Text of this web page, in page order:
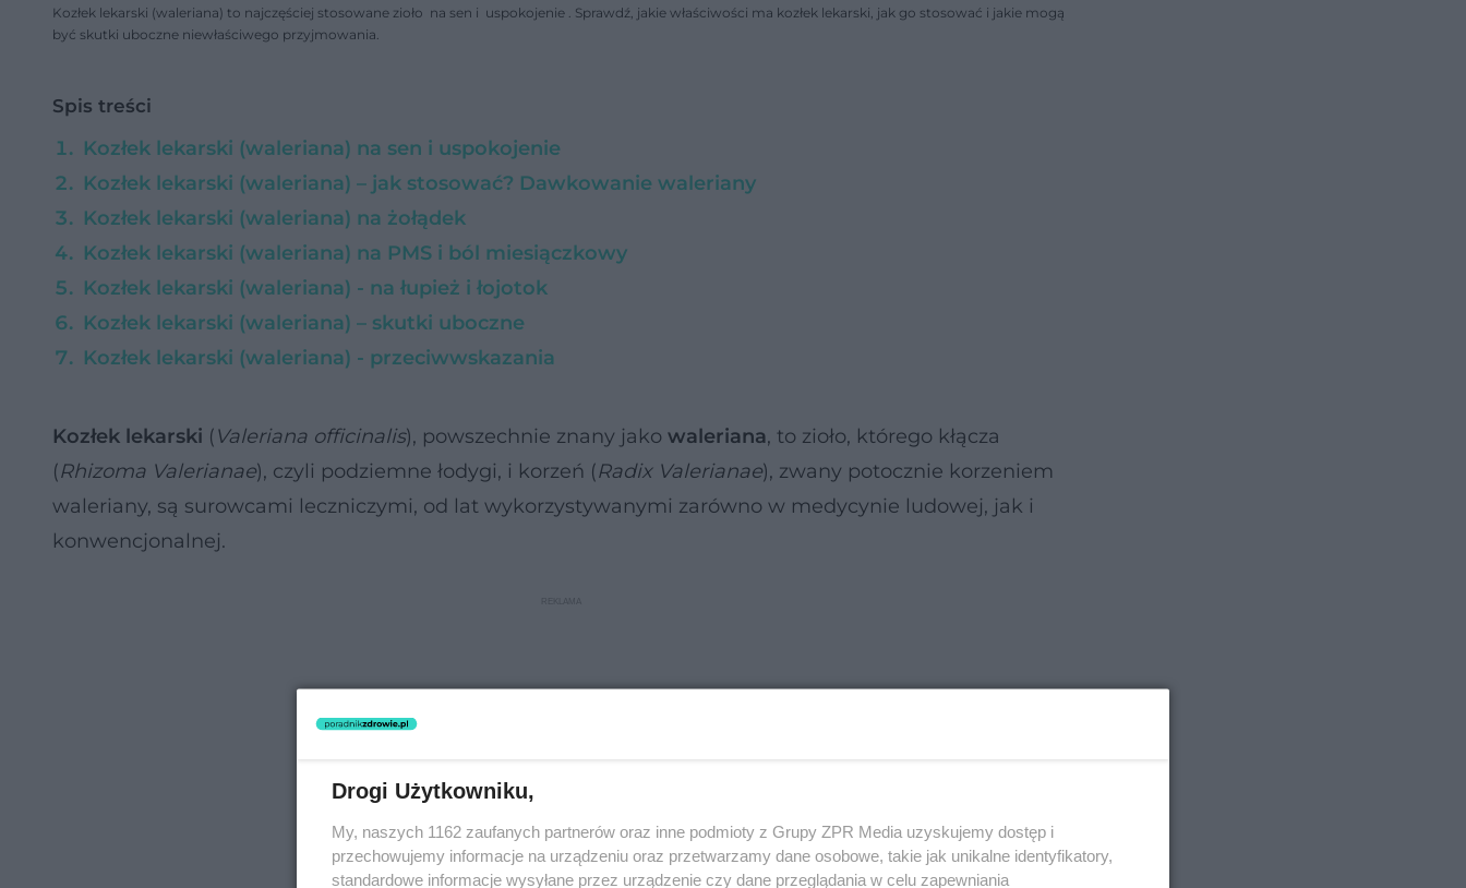
Kozłek lekarski (waleriana) to najczęściej stosowane zioło na sen i uspokojenie . Sprawdź, jakie właściwości ma kozłek lekarski, jak go stosować i jakie mogą
być skutki uboczne niewłaściwego przyjmowania.
Spis treści
Kozłek lekarski (waleriana) na sen i uspokojenie
Kozłek lekarski (waleriana) – jak stosować? Dawkowanie waleriany
Kozłek lekarski (waleriana) na żołądek
Kozłek lekarski (waleriana) na PMS i ból miesiączkowy
Kozłek lekarski (waleriana) - na łupież i łojotok
Kozłek lekarski (waleriana) – skutki uboczne
Kozłek lekarski (waleriana) - przeciwwskazania
Kozłek lekarski (Valeriana officinalis), powszechnie znany jako waleriana, to zioło, którego kłącza
(Rhizoma Valerianae), czyli podziemne łodygi, i korzeń (Radix Valerianae), zwany potocznie korzeniem
waleriany, są surowcami leczniczymi, od lat wykorzystywanymi zarówno w medycynie ludowej, jak i
konwencjonalnej.
Drogi Użytkowniku,
My, naszych 1162 zaufanych partnerów oraz inne podmioty z Grupy ZPR Media uzyskujemy dostęp i
przechowujemy informacje na urządzeniu oraz przetwarzamy dane osobowe, takie jak unikalne identyfikatory,
standardowe informacje wysyłane przez urządzenie czy dane przeglądania w celu zapewniania